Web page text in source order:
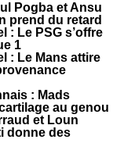
Pogba et Ansu
prend du retard
: Le PSG s’offre
1
: Le Mans attire
: Mads
au genou
et Loun
donne des